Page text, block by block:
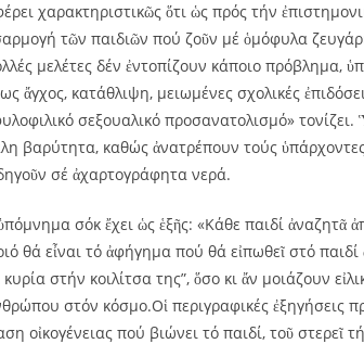
χαρακτηριστικῶς ὅτι ὡς πρός τήν
τῶν παιδιῶν πού ζοῦν μέ ὁμόφυλα
μελέτες δέν ἐντοπίζουν κάποιο πρόβλημα,
ἄγχος, κατάθλιψη, μειωμένες σχολικές
σεξουαλικό προσανατολισμό»
βαρύτητα, καθώς ἀνατρέπουν τούς
σέ ἀχαρτογράφητα νερά.
σόκ ἔχει ὡς ἑξῆς: «Κάθε παιδί ἀναζητᾶ
θά εἶναι τό ἀφήγημα πού θά εἰπωθεῖ στό
στήν κοιλίτσα της”, ὅσο κι ἄν μοιάζουν
στόν κόσμο.Οἱ περιγραφικές ἐξηγήσεις
οἰκογένειας πού βιώνει τό παιδί, τοῦ στερεῖ